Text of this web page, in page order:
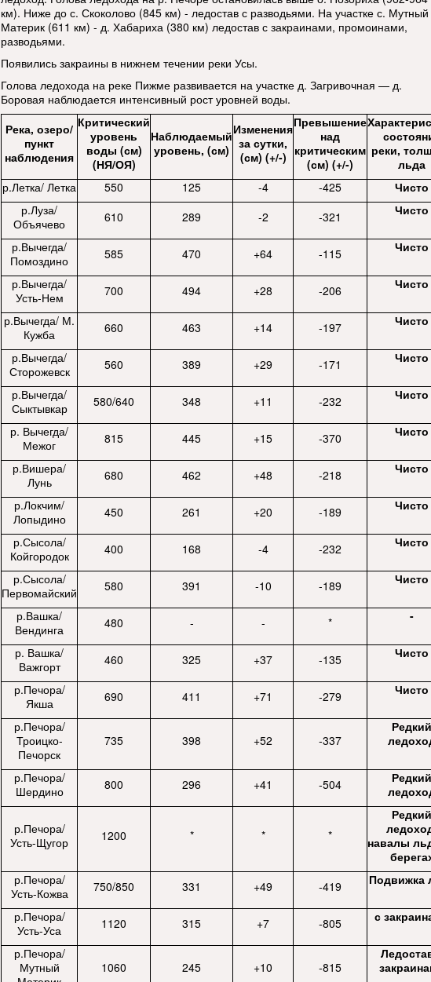
км). Ниже до с. Скоколово (845 км) - ледостав с разводьями. На участке с. Мутный
Материк (611 км) - д. Хабариха (380 км) ледостав с закраинами, промоинами,
разводьями.
Появились закраины в нижнем течении реки Усы.
Голова ледохода на реке Пижме развивается на участке д. Загривочная — д.
Боровая наблюдается интенсивный рост уровней воды.
Река, озеро/
пункт
наблюдения
Критический
уровень
воды (см)
(НЯ/ОЯ)
Наблюдаемый
уровень, (см)
Изменения
за сутки,
(см) (+/-)
Превышение
над
критическим
(см) (+/-)
реки,
льда
р.Летка/ Летка
550 125 -4 -425
Чисто
р.Луза/
Объячево
610 289 -2 -321 Чисто
р.Вычегда/
Помоздино
585 470 +64 -115 Чисто
р.Вычегда/
Усть-Нем
700 494 +28 -206 Чисто
р.Вычегда/ М.
Кужба
660 463 +14 -197 Чисто
р.Вычегда/
Сторожевск
560 389 +29 -171 Чисто
р.Вычегда/
Сыктывкар
580/640 348 +11 -232 Чисто
р. Вычегда/
Межог
815 445 +15 -370 Чисто
р.Вишера/
Лунь
680 462 +48 -218 Чисто
р.Локчим/
Лопыдино
450 261 +20 -189 Чисто
р.Сысола/
Койгородок
400 168 -4 -232 Чисто
р.Сысола/
Первомайский
580 391 -10 -189 Чисто
р.Вашка/
Вендинга
480 - - * -
р. Вашка/
Важгорт
460 325 +37 -135 Чисто
р.Печора/
Якша
690 411 +71 -279 Чисто
р.Печора/
Троицко-
Печорск
735 398 +52 -337
Редкий
р.Печора/
Шердино
800 296 +41 -504
Редкий
р.Печора/
Усть-Щугор
1200 * * *
Редкий
навалы
р.Печора/
Усть-Кожва
750/850 331 +49 -419 Подвижка
р.Печора/
Усть-Уса
1120 315 +7 -805 с
р.Печора/
Мутный
1060 245 +10 -815